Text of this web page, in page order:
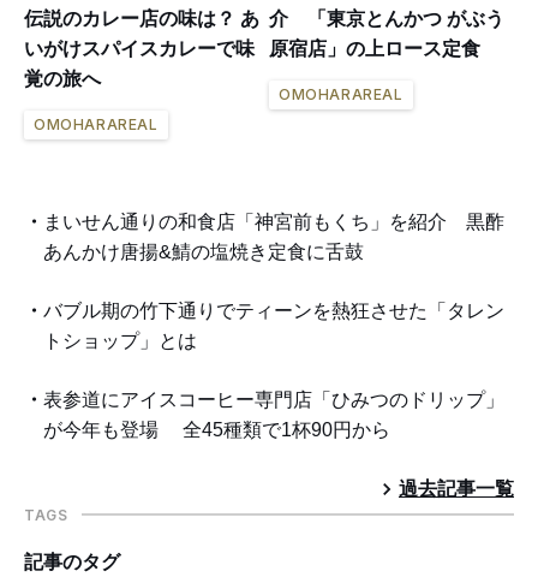
伝説のカレー店の味は？ あ
いがけスパイスカレーで味
覚の旅へ
OMOHARAREAL
介 「東京とんかつ がぶう
原宿店」の上ロース定食
OMOHARAREAL
まいせん通りの和食店「神宮前もくち」を紹介 黒酢
あんかけ唐揚&鯖の塩焼き定食に舌鼓
バブル期の竹下通りでティーンを熱狂させた「タレン
トショップ」とは
表参道にアイスコーヒー専門店「ひみつのドリップ」
が今年も登場 全45種類で1杯90円から
過去記事一覧
TAGS
記事のタグ